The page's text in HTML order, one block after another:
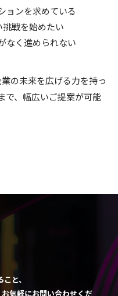
ョンを求めている
戦を始めたい
なく進められない
の未来を広げる力を持っ
で、幅広いご提案が可能
と、
気軽にお問い合わせくだ